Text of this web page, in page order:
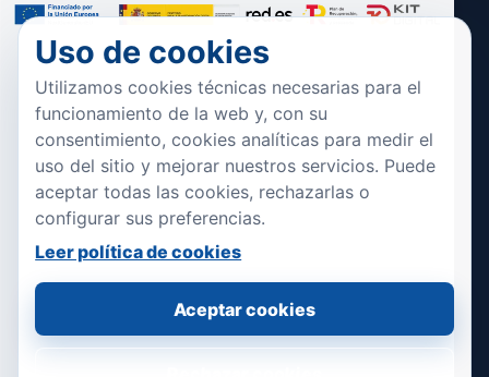
Uso de cookies
Utilizamos cookies técnicas necesarias para el
funcionamiento de la web y, con su
consentimiento, cookies analíticas para medir el
uso del sitio y mejorar nuestros servicios. Puede
aceptar todas las cookies, rechazarlas o
configurar sus preferencias.
Leer política de cookies
Aceptar cookies